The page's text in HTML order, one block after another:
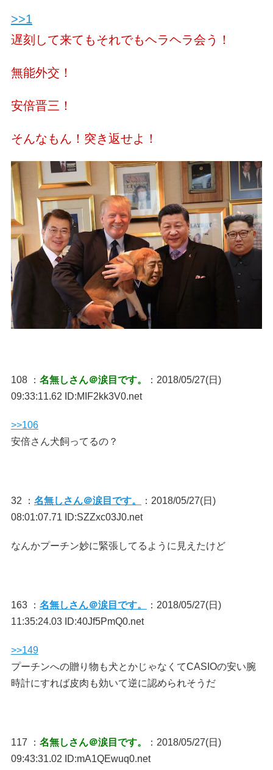
>>1
遅刻して来てもそれでもヘラヘラ会う！
無能外交！
安倍晋三！
そんなもん！突き返せよ！
108 ： 名無しさん＠涙目です。
：2018/05/27(日)
09:33:11.62 ID:MIF2kk3V0.net
>>106
安倍さん犬飼ってるの？
32 ： 名無しさん＠涙目です。
：2018/05/27(日)
08:01:07.71 ID:SZZxc03J0.net
なんかプーチン妙に緊張してるように見えたけど
163 ： 名無しさん＠涙目です。
：2018/05/27(日)
11:35:24.03 ID:40Jf5PmQ0.net
>>149
プーチンへの贈り物も犬とかじゃなくてCASIOの安い腕
時計にすれば皮肉も効いて逆に認められそうだ
117 ： 名無しさん＠涙目です。
：2018/05/27(日)
09:43:31.02 ID:mA1QEwuq0.net